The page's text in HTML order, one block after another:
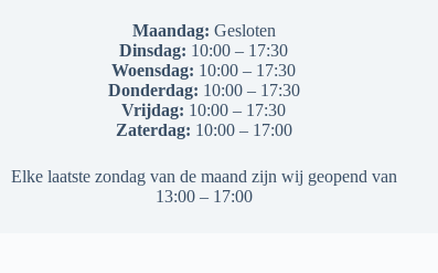
Maandag: Gesloten
Dinsdag: 10:00 – 17:30
Woensdag: 10:00 – 17:30
Donderdag: 10:00 – 17:30
Vrijdag: 10:00 – 17:30
Zaterdag: 10:00 – 17:00
Elke laatste zondag van de maand zijn wij geopend van
13:00 – 17:00